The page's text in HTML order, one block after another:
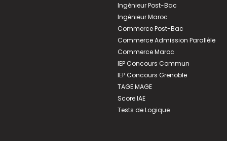
Ingénieur Post-Bac
Ingénieur Maroc
Commerce Post-Bac
Commerce Admission Parallèle
Commerce Maroc
IEP Concours Commun
IEP Concours Grenoble
TAGE MAGE
Score IAE
Tests de Logique